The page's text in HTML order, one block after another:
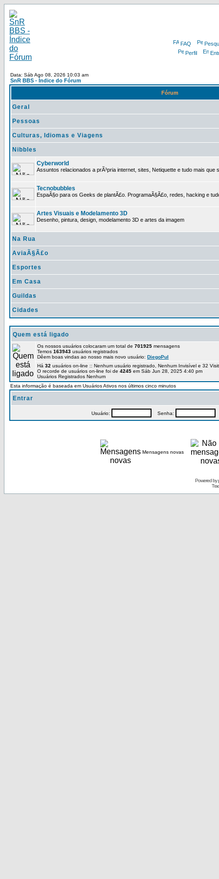
FAQ
Perfil
Data: Sáb Ago 08, 2026 10:03 am
SnR BBS - Índice do Fórum
Fórum
Geral
Pessoas
Culturas, Idiomas e Viagens
Nibbles
Cyberworld
Assuntos relacionados a prÃ³pria internet, sites, Netiquette e tudo mais que
Tecnobubbles
EspaÃ§o para os Geeks de plantÃ£o. ProgramaÃ§Ã£o, redes, hacking e
Artes Visuais e Modelamento 3D
Desenho, pintura, design, modelamento 3D e artes da imagem
Na Rua
AviaÃ§Ã£o
Esportes
Em Casa
Guildas
Cidades
Quem está ligado
Os nossos usuários colocaram um total de 701925 mensagens
Temos 163943 usuários registrados
Dêem boas vindas ao nosso mais novo usuário: DiegoPul
Há 32 usuários on-line :: Nenhum usuário registrado, Nenhum Invisível e 32
O recorde de usuários on-line foi de 4245 em Sáb Jun 28, 2025 4:40 pm
Usuários Registrados Nenhum
Esta informação é baseada em Usuários Ativos nos últimos cinco minutos
Entrar
Usuário: Senha:
Mensagens novas
Powered by